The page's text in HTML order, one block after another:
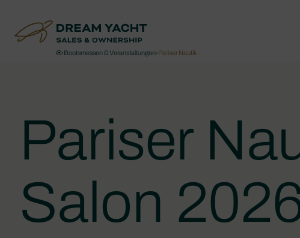
›Bootsmessen & Veranstaltungen›Pariser Nautik…
Pariser
Salon